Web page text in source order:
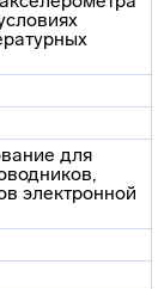
для
электронной